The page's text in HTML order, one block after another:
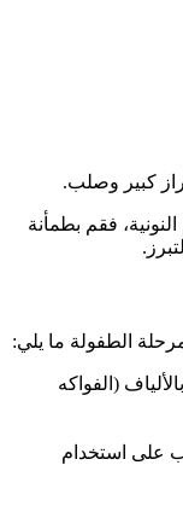
كبير وصلب.
فقم بطمأنة
الطفولة ما يلي:
(الفواكه
على استخدام